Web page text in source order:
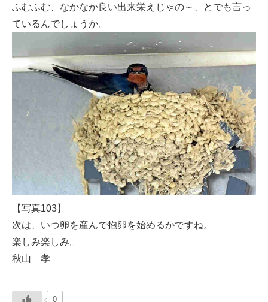
ふむふむ、なかなか良い出来栄えじゃの～、とでも言っ
ているんでしょうか。
【写真103】
次は、いつ卵を産んで抱卵を始めるかですね。
楽しみ楽しみ。
秋山 孝
0